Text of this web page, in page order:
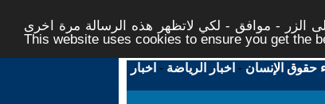
الزر - موافق - لكي لاتظهر هذه الرسالة مرة اخرى -
This website uses cookies to ensure you get the
حقوق الإنسان - اخبار الرياضة - اخبار